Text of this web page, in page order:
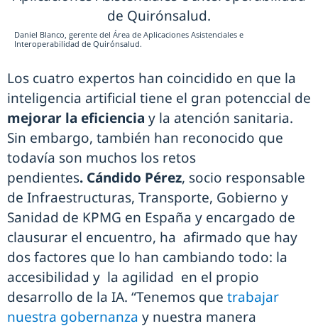
Daniel Blanco, gerente del Área de Aplicaciones Asistenciales e
Interoperabilidad de Quirónsalud.
Los cuatro expertos han coincidido en que la
inteligencia artificial tiene el gran potenccial de
mejorar la eficiencia y la atención sanitaria.
Sin embargo, también han reconocido que
todavía son muchos los retos
pendientes. Cándido Pérez, socio responsable
de Infraestructuras, Transporte, Gobierno y
Sanidad de KPMG en España y encargado de
clausurar el encuentro, ha afirmado que hay
dos factores que lo han cambiando todo: la
accesibilidad y la agilidad en el propio
desarrollo de la IA. “Tenemos que trabajar
nuestra gobernanza y nuestra manera